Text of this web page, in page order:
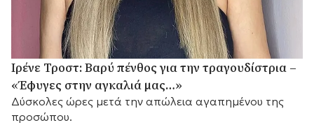
Ιρένε Τροστ: Βαρύ πένθος για την τραγουδίστρια –
«Έφυγες στην αγκαλιά μας…»
Δύσκολες ώρες μετά την απώλεια αγαπημένου της
προσώπου.